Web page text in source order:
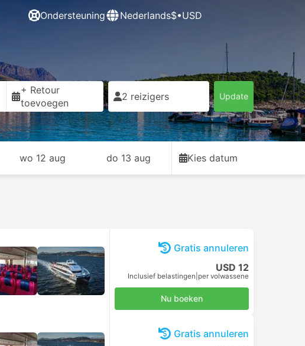
Ondersteuning Nederlands$•USD
+ Retour
toevoegen
2 reizigers Update
wo 12 aug do 13 aug Kies datum
Gratis annuleren
USD 12
Inclusief belastingen per volwassene
Nu boeken
Gratis annuleren